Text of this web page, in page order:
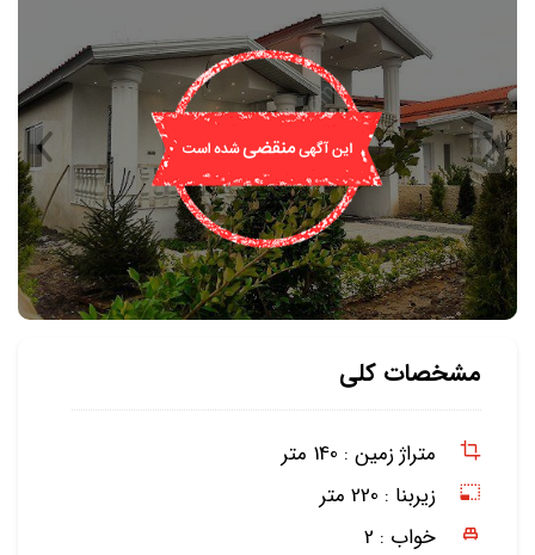
مشخصات کلی
متراژ زمین : 140 متر
زیربنا : 220 متر
خواب : 2